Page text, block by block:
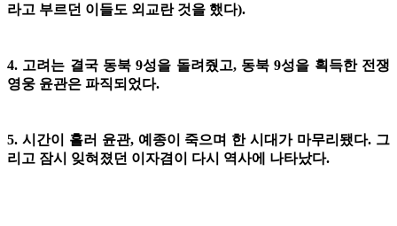
라고 부르던 이들도 외교란 것을 했다).
4. 고려는 결국 동북 9성을 돌려줬고, 동북 9성을 획득한 전쟁
영웅 윤관은 파직되었다.
5. 시간이 흘러 윤관, 예종이 죽으며 한 시대가 마무리됐다. 그
리고 잠시 잊혀졌던 이자겸이 다시 역사에 나타났다.